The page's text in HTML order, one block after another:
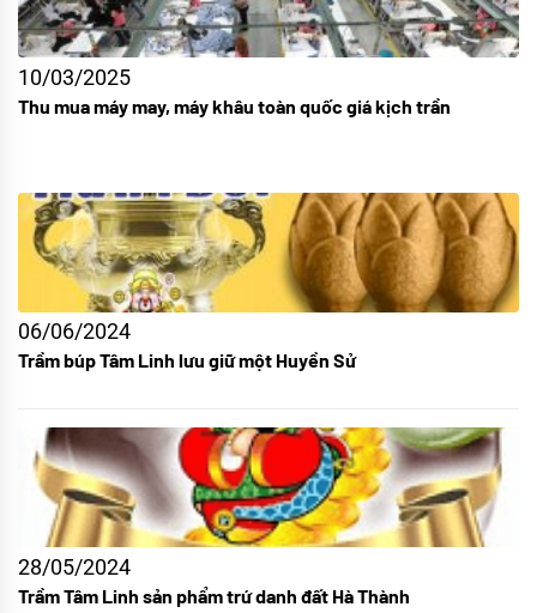
10/03/2025
Thu mua máy may, máy khâu toàn quốc giá kịch trần
06/06/2024
Trầm búp Tâm Linh lưu giữ một Huyền Sử
28/05/2024
Trầm Tâm Linh sản phẩm trứ danh đất Hà Thành